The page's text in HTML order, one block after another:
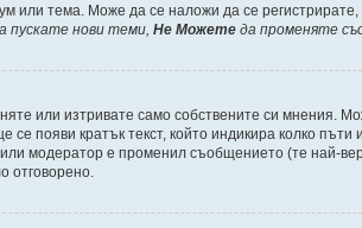
или тема. Може да се наложи да се
пускате нови теми, Не Можете да променяте
или изтривате само собствените си мнения.
появи кратък текст, който индикира колко
или модератор е променил съобщението (те
отговорено.